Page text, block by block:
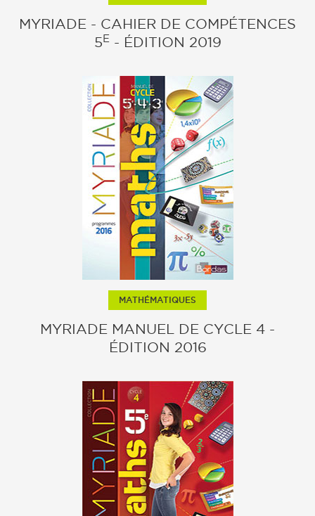
MYRIADE - CAHIER DE COMPÉTENCES
5E- ÉDITION 2019
MATHÉMATIQUES
MYRIADE MANUEL DE CYCLE 4 -
ÉDITION 2016